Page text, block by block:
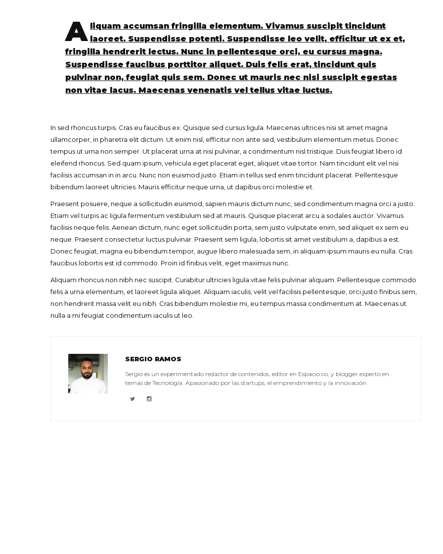
A liquam accumsan fringilla elementum. Vivamus suscipit tincidunt
laoreet. Suspendisse potenti. Suspendisse leo velit, efficitur ut ex et,
fringilla hendrerit lectus. Nunc in pellentesque orci, eu cursus magna.
Suspendisse faucibus porttitor aliquet. Duis felis erat, tincidunt quis
pulvinar non, feugiat quis sem. Donec ut mauris nec nisi suscipit egestas
non vitae lacus. Maecenas venenatis vel tellus vitae luctus.
In sed rhoncus turpis. Cras eu faucibus ex. Quisque sed cursus ligula. Maecenas ultrices nisi sit amet magna
ullamcorper, in pharetra elit dictum. Ut enim nisl, efficitur non ante sed, vestibulum elementum metus. Donec
tempus ut urna non semper. Ut placerat urna at nisi pulvinar, a condimentum nisl tristique. Duis feugiat libero id
eleifend rhoncus. Sed quam ipsum, vehicula eget placerat eget, aliquet vitae tortor. Nam tincidunt elit vel nisi
facilisis accumsan in in arcu. Nunc non euismod justo. Etiam in tellus sed enim tincidunt placerat. Pellentesque
bibendum laoreet ultricies. Mauris efficitur neque urna, ut dapibus orci molestie et.
Praesent posuere, neque a sollicitudin euismod, sapien mauris dictum nunc, sed condimentum magna orci a justo.
Etiam vel turpis ac ligula fermentum vestibulum sed at mauris. Quisque placerat arcu a sodales auctor. Vivamus
facilisis neque felis. Aenean dictum, nunc eget sollicitudin porta, sem justo vulputate enim, sed aliquet ex sem eu
neque. Praesent consectetur luctus pulvinar. Praesent sem ligula, lobortis sit amet vestibulum a, dapibus a est.
Donec feugiat, magna eu bibendum tempor, augue libero malesuada sem, in aliquam ipsum mauris eu nulla. Cras
faucibus lobortis est id commodo. Proin id finibus velit, eget maximus nunc.
Aliquam rhoncus non nibh nec suscipit. Curabitur ultricies ligula vitae felis pulvinar aliquam. Pellentesque commodo
felis a urna elementum, et laoreet ligula aliquet. Aliquam iaculis, velit vel facilisis pellentesque, orci justo finibus sem,
non hendrerit massa velit eu nibh. Cras bibendum molestie mi, eu tempus massa condimentum at. Maecenas ut
nulla a mi feugiat condimentum iaculis ut leo.
SERGIO RAMOS
Sergio es un experimentado redactor de contenidos, editor en Espacio.co, y blogger experto en
temas de Tecnología. Apasionado por las startups, el emprendimiento y la innovación.
«Bonitas», el nuevo
sencillo de Hendrix y
Goyo un himno por la
vida de las mujeres
LEAVE A COMMENT FEBRERO 16, 2023
Totó la Momposina: el
adiós a la gran
cantadora que llevó las
raíces colombianas al
mundo a través de su
MAYO 21, 2026